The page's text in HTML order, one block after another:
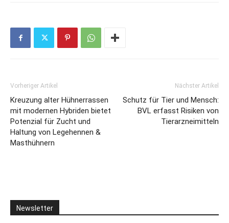
Vorheriger Artikel
Kreuzung alter Hühnerrassen
mit modernen Hybriden bietet
Potenzial für Zucht und
Haltung von Legehennen &
Masthühnern
Nächster Artikel
Schutz für Tier und Mensch:
BVL erfasst Risiken von
Tierarzneimitteln
Newsletter